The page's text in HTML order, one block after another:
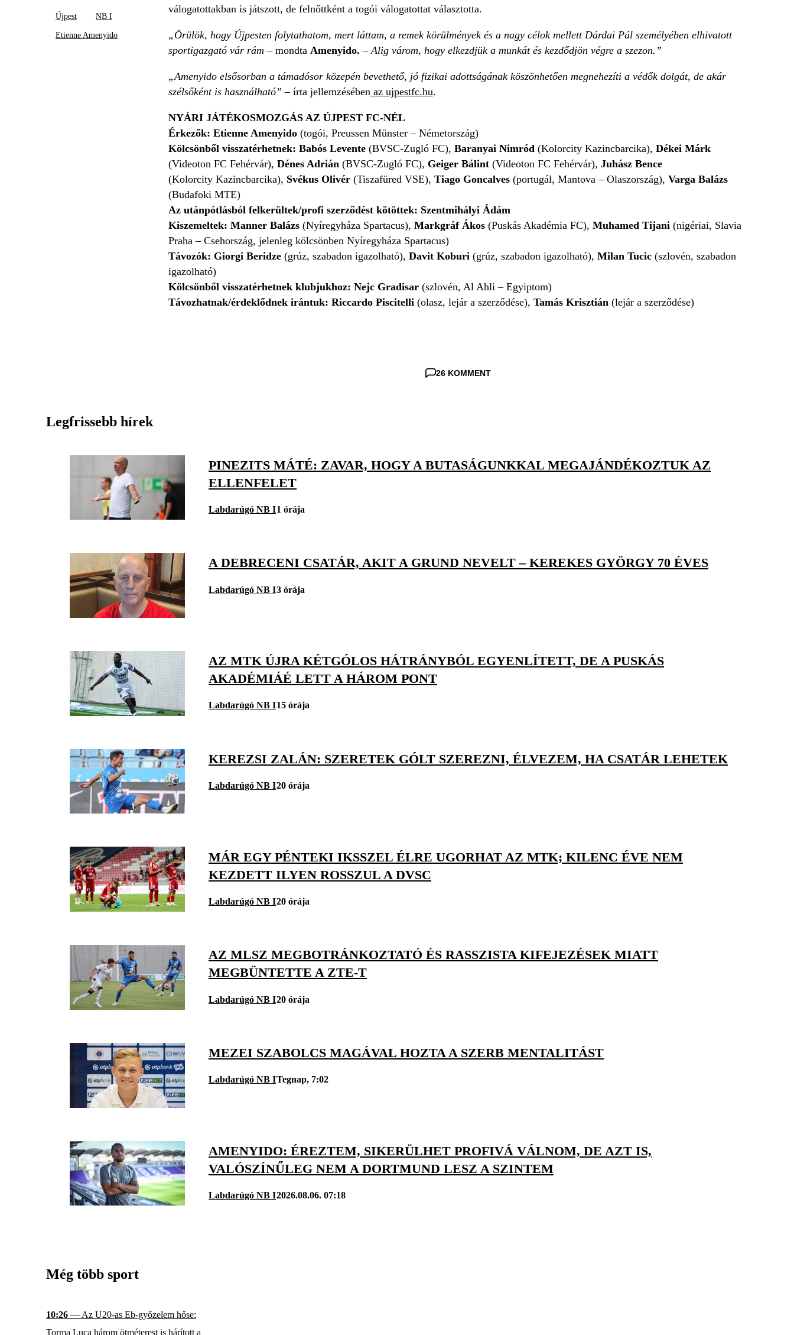
Újpest NB I
Etienne Amenyido
válogatottakban is játszott, de felnőttként a togói válogatottat választotta.
„Örülök, hogy Újpesten folytathatom, mert láttam, a remek körülmények és a nagy célok mellett Dárdai Pál személyében elhivatott
sportigazgató vár rám –mondta Amenyido.– Alig várom, hogy elkezdjük a munkát és kezdődjön végre a szezon.”
„Amenyido elsősorban a támadósor közepén bevethető, jó fizikai adottságának köszönhetően megnehezíti a védők dolgát, de akár
szélsőként is használható” – írta jellemzésében az ujpestfc.hu.
NYÁRI JÁTÉKOSMOZGÁS AZ ÚJPEST FC-NÉL
Érkezők: Etienne Amenyido(togói, Preussen Münster – Németország)
Kölcsönből visszatérhetnek: Babós Levente (BVSC-Zugló FC), Baranyai Nimród (Kolorcity Kazincbarcika), Dékei Márk
(Videoton FC Fehérvár), Dénes Adrián (BVSC-Zugló FC), Geiger Bálint(Videoton FC Fehérvár), Juhász Bence
(Kolorcity Kazincbarcika), Svékus Olivér (Tiszafüred VSE), Tiago Goncalves (portugál, Mantova – Olaszország), Varga Balázs
(Budafoki MTE)
Az utánpótlásból felkerültek/profi szerződést kötöttek: Szentmihályi Ádám
Kiszemeltek: Manner Balázs (Nyíregyháza Spartacus), Markgráf Ákos (Puskás Akadémia FC), Muhamed Tijani (nigériai, Slavia
Praha – Csehország, jelenleg kölcsönben Nyíregyháza Spartacus)
Távozók: Giorgi Beridze(grúz, szabadon igazolható), Davit Koburi (grúz, szabadon igazolható), Milan Tucic(szlovén, szabadon
igazolható)
Kölcsönből visszatérhetnek klubjukhoz: Nejc Gradisar(szlovén, Al Ahli – Egyiptom)
Távozhatnak/érdeklődnek irántuk: Riccardo Piscitelli (olasz, lejár a szerződése), Tamás Krisztián (lejár a szerződése)
26 KOMMENT
Legfrissebb hírek
PINEZITS MÁTÉ: ZAVAR, HOGY A BUTASÁGUNKKAL MEGAJÁNDÉKOZTUK AZ
ELLENFELET
Labdarúgó NB I1 órája
A DEBRECENI CSATÁR, AKIT A GRUND NEVELT – KEREKES GYÖRGY 70 ÉVES
Labdarúgó NB I3 órája
AZ MTK ÚJRA KÉTGÓLOS HÁTRÁNYBÓL EGYENLÍTETT, DE A PUSKÁS
AKADÉMIÁÉ LETT A HÁROM PONT
Labdarúgó NB I15 órája
KEREZSI ZALÁN: SZERETEK GÓLT SZEREZNI, ÉLVEZEM, HA CSATÁR LEHETEK
Labdarúgó NB I20 órája
MÁR EGY PÉNTEKI IKSSZEL ÉLRE UGORHAT AZ MTK; KILENC ÉVE NEM
KEZDETT ILYEN ROSSZUL A DVSC
Labdarúgó NB I20 órája
AZ MLSZ MEGBOTRÁNKOZTATÓ ÉS RASSZISTA KIFEJEZÉSEK MIATT
MEGBÜNTETTE A ZTE-T
Labdarúgó NB I20 órája
MEZEI SZABOLCS MAGÁVAL HOZTA A SZERB MENTALITÁST
Labdarúgó NB ITegnap, 7:02
AMENYIDO: ÉREZTEM, SIKERÜLHET PROFIVÁ VÁLNOM, DE AZT IS,
VALÓSZÍNŰLEG NEM A DORTMUND LESZ A SZINTEM
Labdarúgó NB I2026.08.06. 07:18
Még több sport
10:26 — Az U20-as Eb-győzelem hőse:
Torma Luca három ötméterest is hárított a